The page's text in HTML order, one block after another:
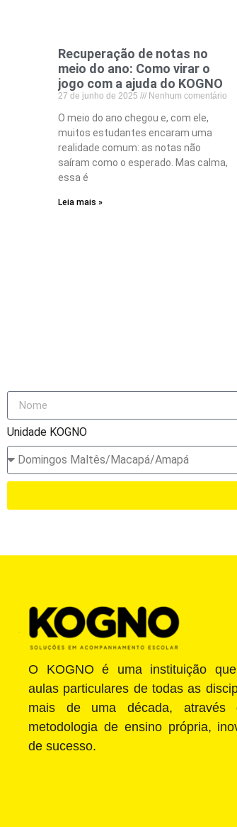
Recuperação de notas no
meio do ano: Como virar o
jogo com a ajuda do KOGNO
27 de junho de 2025 Nenhum comentário
O meio do ano chegou e, com ele,
muitos estudantes encaram uma
realidade comum: as notas não
saíram como o esperado. Mas calma,
essa é
Leia mais »
Unidade KOGNO
O KOGNO é uma instituição
aulas particulares de todas as
mais de uma década, através
metodologia de ensino própria,
de sucesso.